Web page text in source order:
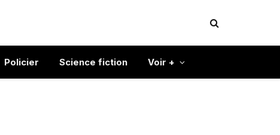
Policier Science fiction Voir +